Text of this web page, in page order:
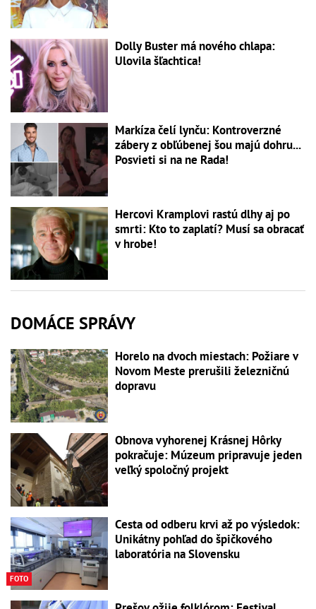
Dolly Buster má nového chlapa:
Ulovila šľachtica!
Markíza čelí lynču: Kontroverzné
zábery z obľúbenej šou majú dohru...
Posvieti si na ne Rada!
Hercovi Kramplovi rastú dlhy aj po
smrti: Kto to zaplatí? Musí sa obracať
v hrobe!
DOMÁCE SPRÁVY
Horelo na dvoch miestach: Požiare v
Novom Meste prerušili železničnú
dopravu
Obnova vyhorenej Krásnej Hôrky
pokračuje: Múzeum pripravuje jeden
veľký spoločný projekt
FOTO
Cesta od odberu krvi až po výsledok:
Unikátny pohľad do špičkového
laboratória na Slovensku